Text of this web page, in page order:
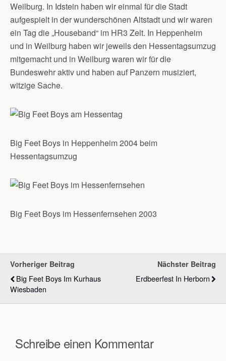
Weilburg. In Idstein haben wir einmal für die Stadt
aufgespielt in der wunderschönen Altstadt und wir waren
ein Tag die „Houseband“ im HR3 Zelt. In Heppenheim
und in Weilburg haben wir jeweils den Hessentagsumzug
mitgemacht und in Weilburg waren wir für die
Bundeswehr aktiv und haben auf Panzern musiziert,
witzige Sache.
Big Feet Boys in Heppenheim 2004 beim
Hessentagsumzug
Big Feet Boys im Hessenfernsehen 2003
Vorheriger Beitrag
Big Feet Boys Im Kurhaus
Wiesbaden
Nächster Beitrag
Erdbeerfest In Herborn
Schreibe einen Kommentar